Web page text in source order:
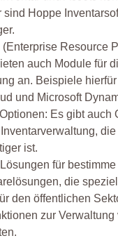
sind Hoppe
Resource
auch Module für
an. Beispiele
und Microsoft
Es gibt auch
ist.
für
die
den öffentlichen
zur Verwaltung